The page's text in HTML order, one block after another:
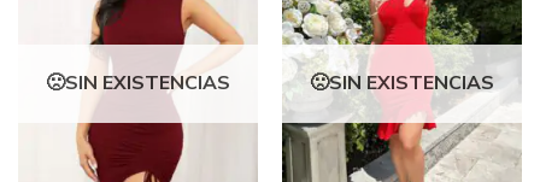
SIN EXISTENCIAS SIN EXISTENCIAS